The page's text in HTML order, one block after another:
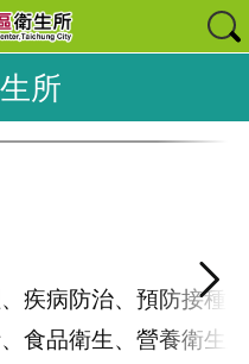
所
疾病防治、預防接種
食品衛生、營養衛生